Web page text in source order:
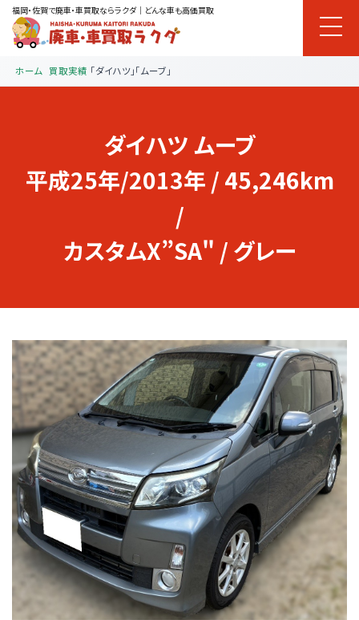
福岡・佐賀で廃車・車買取ならラクダ｜どんな車も高価買取
ホーム 買取実績 「ダイハツ」「ムーブ」
ダイハツ ムーブ
平成25年/2013年 / 45,246km
/
カスタムX”SA" / グレー